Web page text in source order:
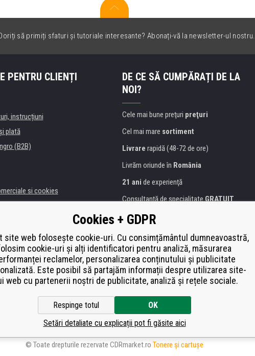
să primiți sfaturi și tutoriale interesante? Abonați-vă la newsletter-ul nostru.
PENTRU CLIENȚI
instrucțiuni
plată
(B2B)
si cookies
de imprimante
de înlocuire
od smlouvy
DE CE SĂ CUMPĂRAȚI DE LA
NOI?
Cele mai bune preţuri preţuri
Cel mai mare sortiment
Livrare rapidă (48-72 de ore)
Livrăm oriunde în România
21 ani de experienţă
Consultanţă de specialitate GRATUIT
Abordarea amabilă
certificat
Heureka
Platăsecurizată on-line
© Toate drepturile rezervate CDRmarket.ro Tonere şi cartuşe
Cookies + GDPR
site web folosește cookie-uri. Cu consimțământul dumneavoastră,
cookie-uri și alți identificatori pentru analiză, măsurarea
reclamelor, personalizarea conținutului și publicitate
Este posibil să partajăm informații despre utilizarea site-
web cu partenerii noștri de publicitate, analiză și rețele sociale.
Respinge totul
OK
Setări detaliate cu explicații pot fi găsite aici